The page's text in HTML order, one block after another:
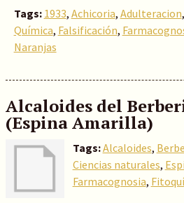
Tags: 1933, Achicoria, Adulteracion,
Química, Falsificación,
Naranjas
Alcaloides del
(Espina Amarilla)
Tags:Alcaloides,
Ciencias naturales,
Farmacognosia,